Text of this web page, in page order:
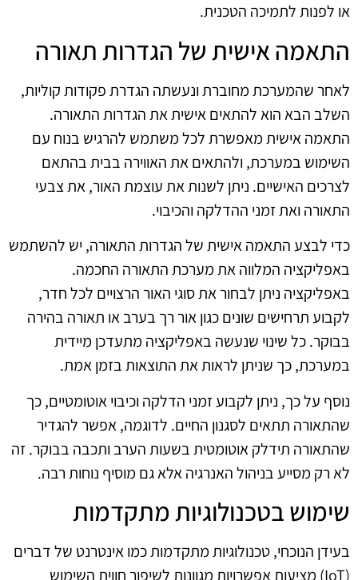
או לפנות לתמיכה הטכנית.
התאמה אישית של הגדרות תאורה
לאחר שהמערכת מחוברת ונעשתה הגדרת פקודות קוליות,
השלב הבא הוא להתאים אישית את הגדרות התאורה.
התאמה אישית מאפשרת לכל משתמש להרגיש בנוח עם
השימוש במערכת, ולהתאים את האווירה בבית בהתאם
לצרכים האישיים. ניתן לשנות את עוצמת האור, את צבעי
התאורה ואת זמני ההדלקה והכיבוי.
כדי לבצע התאמה אישית של הגדרות התאורה, יש להשתמש
באפליקציה המלווה את מערכת התאורה החכמה.
באפליקציה ניתן לבחור את סוגי האור הרצויים לכל חדר,
לקבוע תרחישים שונים כגון אור רך בערב או תאורה בהירה
בבוקר. כל שינוי שנעשה באפליקציה מתעדכן מיידית
במערכת, כך שניתן לראות את התוצאות בזמן אמת.
נוסף על כך, ניתן לקבוע זמני הדלקה וכיבוי אוטומטיים, כך
שהתאורה תתאים לסגנון החיים. לדוגמה, אפשר להגדיר
שהתאורה תידלק אוטומטית בשעות הערב ותכבה בבוקר. זה
לא רק מסייע בניהול האנרגיה אלא גם מוסיף נוחות רבה.
שימוש בטכנולוגיות מתקדמות
בעידן הנוכחי, טכנולוגיות מתקדמות כמו אינטרנט של דברים
(IoT) מציעות אפשרויות מגוונות לשיפור חווית השימוש